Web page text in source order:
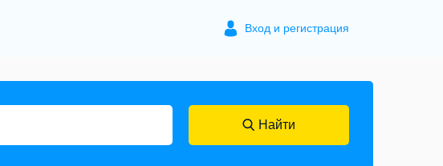
Вход и регистрация
Найти